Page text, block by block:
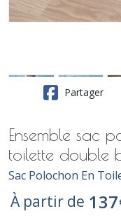
Partager
Ensemble sac
toilette double
Sac Polochon En
À partir de 137